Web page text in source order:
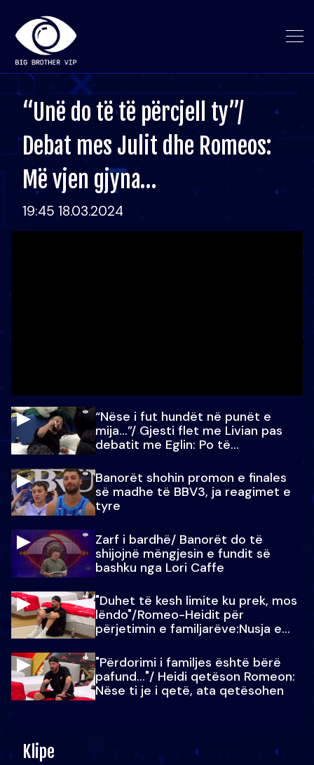
“Unë do të të përcjell ty”/
Debat mes Julit dhe Romeos:
Më vjen gjyna…
19:45 18.03.2024
“Nëse i fut hundët në punët e
mija…”/ Gjesti flet me Livian pas
debatit me Eglin: Po të
Banorët shohin promon e finales
së madhe të BBV3, ja reagimet e
tyre
Zarf i bardhë/ Banorët do të
shijojnë mëngjesin e fundit së
bashku nga Lori Caffe
"Duhet të kesh limite ku prek, mos
lëndo"/Romeo-Heidit për
përjetimin e familjarëve:Nusja e
"Përdorimi i familjes është bërë
pafund…"/ Heidi qetëson Romeon:
Nëse ti je i qetë, ata qetësohen
Klipe